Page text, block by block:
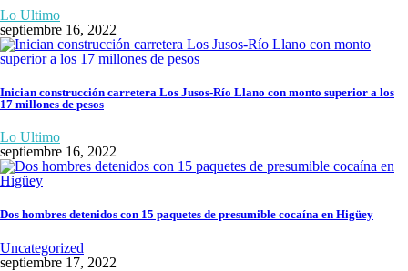
Lo Ultimo
septiembre 16, 2022
Inician construcción carretera Los Jusos-Río Llano con monto superior a los
17 millones de pesos
Lo Ultimo
septiembre 16, 2022
Dos hombres detenidos con 15 paquetes de presumible cocaína en Higüey
Uncategorized
septiembre 17, 2022